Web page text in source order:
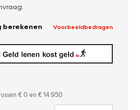
berekenen Voorbeeldbedragen
€ 0 en € 14.950